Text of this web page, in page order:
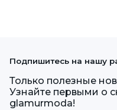
Подпишитесь на нашу
Только полезные
Узнайте первыми о
glamurmoda!